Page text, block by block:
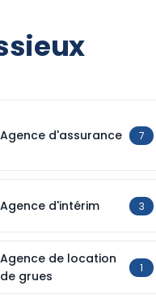
Agence d'assurance 7
Agence d'intérim 3
Agence de location
de grues
1